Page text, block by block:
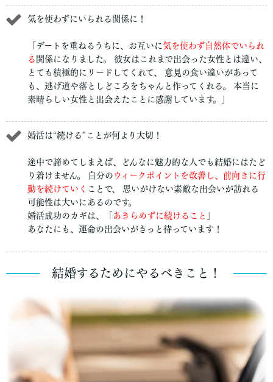
気を使わずにいられる関係に！
「デートを重ねるうちに、お互いに気を使わず自然体でいられ
る 関係になりました。 彼女はこれまで出会った女性とは違い、
とても積極的にリードしてくれて、 意見の食い違いがあって
も、逃げ道や落としどころをちゃんと作ってくれる。 本当に
素晴らしい女性と出会えたことに感謝しています。」
婚活は“続ける”ことが何より大切！
途中で諦めてしまえば、どんなに魅力的な人でも結婚にはたど
り着けません。 自分の ウィークポイントを改善し、前向きに行
動を続けていく ことで、 思いがけない素敵な出会いが訪れる
可能性は大いにあるのです。
婚活成功のカギは、「
あきらめずに続けること
あなたにも、運命の出会いがきっと待っています！
結婚するためにやるべきこと！